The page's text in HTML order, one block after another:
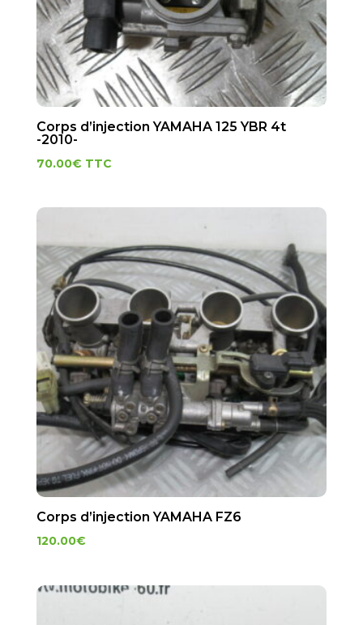
Corps d’injection YAMAHA 125 YBR 4t
-2010-
70.00€ TTC
Corps d’injection YAMAHA FZ6
120.00€